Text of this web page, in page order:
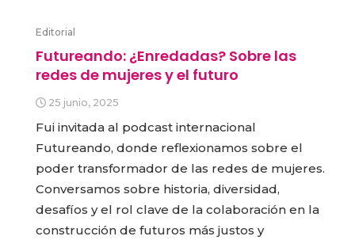
Editorial
Futureando: ¿Enredadas? Sobre las
redes de mujeres y el futuro
25 junio, 2025
Fui invitada al podcast internacional
Futureando, donde reflexionamos sobre el
poder transformador de las redes de mujeres.
Conversamos sobre historia, diversidad,
desafíos y el rol clave de la colaboración en la
construcción de futuros más justos y